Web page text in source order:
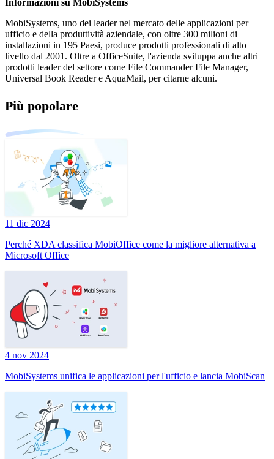
MobiSystems, uno dei leader nel mercato delle applicazioni per
ufficio e della produttività aziendale, con oltre 300 milioni di
installazioni in 195 Paesi, produce prodotti professionali di alto
livello dal 2001. Oltre a OfficeSuite, l'azienda sviluppa anche altri
prodotti leader del settore come File Commander File Manager,
Universal Book Reader e AquaMail, per citarne alcuni.
Più popolare
11 dic 2024
Perché XDA classifica MobiOffice come la migliore alternativa a
Microsoft Office
4 nov 2024
MobiSystems unifica le applicazioni per l'ufficio e lancia MobiScan